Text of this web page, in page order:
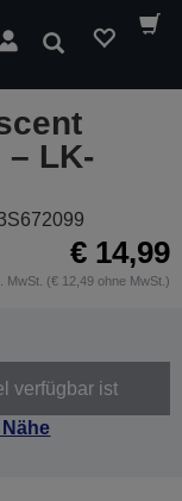
Suchen
– LK-
€ 14,99
MwSt. (€ 12,49 ohne MwSt.)
verfügbar ist